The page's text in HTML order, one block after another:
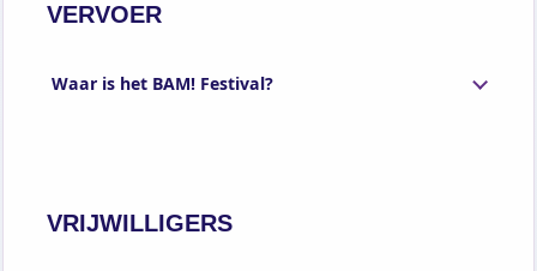
VERVOER
Waar is het BAM! Festival?
VRIJWILLIGERS